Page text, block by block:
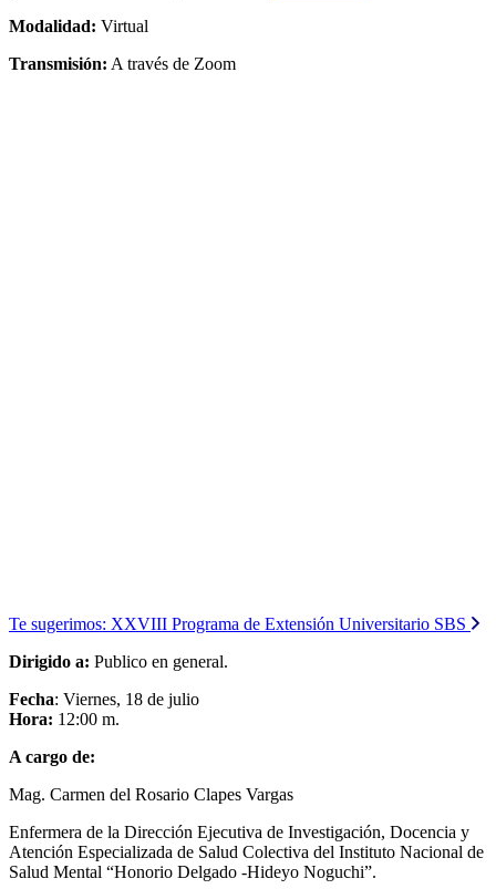
Modalidad: Virtual
Transmisión: A través de Zoom
Te sugerimos: XXVIII Programa de Extensión Universitario SBS
Dirigido a: Publico en general.
Fecha: Viernes, 18 de julio
Hora: 12:00 m.
A cargo de:
Mag. Carmen del Rosario Clapes Vargas
Enfermera de la Dirección Ejecutiva de Investigación, Docencia y
Atención Especializada de Salud Colectiva del Instituto Nacional de
Salud Mental “Honorio Delgado -Hideyo Noguchi”.